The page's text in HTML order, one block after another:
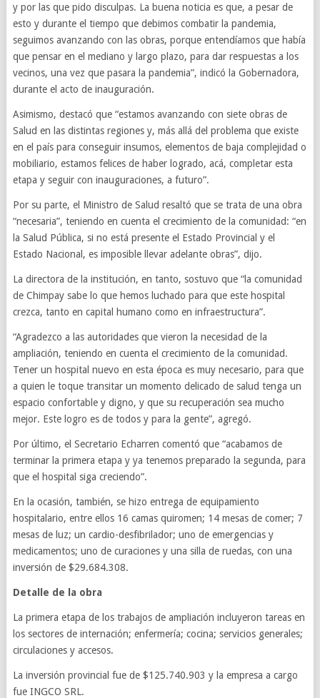
y por las que pido disculpas. La buena noticia es que, a pesar de
esto y durante el tiempo que debimos combatir la pandemia,
seguimos avanzando con las obras, porque entendíamos que había
que pensar en el mediano y largo plazo, para dar respuestas a los
vecinos, una vez que pasara la pandemia”, indicó la Gobernadora,
durante el acto de inauguración.
Asimismo, destacó que “estamos avanzando con siete obras de
Salud en las distintas regiones y, más allá del problema que existe
en el país para conseguir insumos, elementos de baja complejidad o
mobiliario, estamos felices de haber logrado, acá, completar esta
etapa y seguir con inauguraciones, a futuro”.
Por su parte, el Ministro de Salud resaltó que se trata de una obra
“necesaria”, teniendo en cuenta el crecimiento de la comunidad: “en
la Salud Pública, si no está presente el Estado Provincial y el
Estado Nacional, es imposible llevar adelante obras”, dijo.
La directora de la institución, en tanto, sostuvo que “la comunidad
de Chimpay sabe lo que hemos luchado para que este hospital
crezca, tanto en capital humano como en infraestructura”.
“Agradezco a las autoridades que vieron la necesidad de la
ampliación, teniendo en cuenta el crecimiento de la comunidad.
Tener un hospital nuevo en esta época es muy necesario, para que
a quien le toque transitar un momento delicado de salud tenga un
espacio confortable y digno, y que su recuperación sea mucho
mejor. Este logro es de todos y para la gente”, agregó.
Por último, el Secretario Echarren comentó que “acabamos de
terminar la primera etapa y ya tenemos preparado la segunda, para
que el hospital siga creciendo”.
En la ocasión, también, se hizo entrega de equipamiento
hospitalario, entre ellos 16 camas quiromen; 14 mesas de comer; 7
mesas de luz; un cardio-desfibrilador; uno de emergencias y
medicamentos; uno de curaciones y una silla de ruedas, con una
inversión de $29.684.308.
Detalle de la obra
La primera etapa de los trabajos de ampliación incluyeron tareas en
los sectores de internación; enfermería; cocina; servicios generales;
circulaciones y accesos.
La inversión provincial fue de $125.740.903 y la empresa a cargo
fue INGCO SRL.